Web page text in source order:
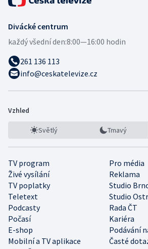
Divácké centrum
každý všední den:8:00—16:00 hodin
261 136 113
info@ceskatelevize.cz
Vzhled
Světlý Tmavý
TV program
Pro média
Živé vysílání
Reklama
TV poplatky
Studio
Teletext
Studio
Podcasty
Rada ČT
Počasí
Kariéra
E-shop
Podávání
Mobilní a TV aplikace
Časté